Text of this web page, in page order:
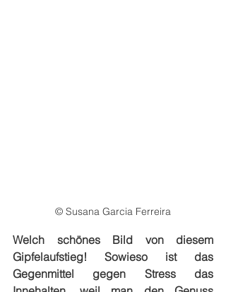
© Susana Garcia Ferreira
Welch schönes Bild von diesem
Gipfelaufstieg! Sowieso ist das
Gegenmittel gegen Stress das